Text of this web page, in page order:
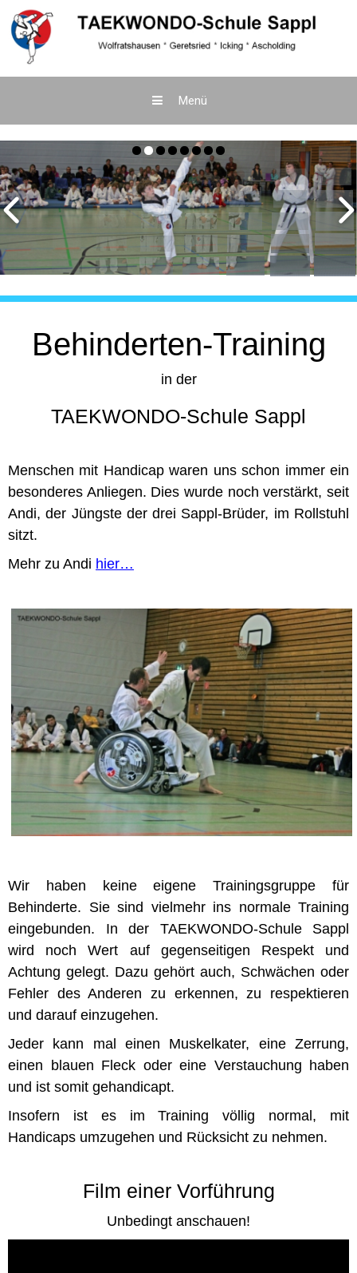
Zum
springen
Menü
Behinderten-Training
in der
TAEKWONDO-Schule Sappl
Menschen mit Handicap waren uns schon immer ein
besonderes Anliegen. Dies wurde noch verstärkt, seit
Andi, der Jüngste der drei Sappl-Brüder, im Rollstuhl
sitzt.
Mehr zu Andi hier…
Wir haben keine eigene Trainingsgruppe für
Behinderte. Sie sind vielmehr ins normale Training
eingebunden. In der TAEKWONDO-Schule Sappl
wird noch Wert auf gegenseitigen Respekt und
Achtung gelegt. Dazu gehört auch, Schwächen oder
Fehler des Anderen zu erkennen, zu respektieren
und darauf einzugehen.
Jeder kann mal einen Muskelkater, eine Zerrung,
einen blauen Fleck oder eine Verstauchung haben
und ist somit gehandicapt.
Insofern ist es im Training völlig normal, mit
Handicaps umzugehen und Rücksicht zu nehmen.
Film einer Vorführung
Unbedingt anschauen!